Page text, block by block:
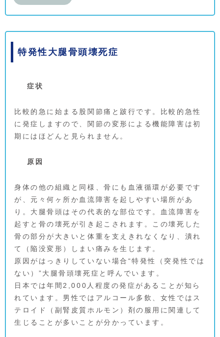
特発性大腿骨頭壊死症
症状
比較的急に始まる股関節痛と跛行です。比較的急性
に発症しますので、関節の変形による機能障害は初
期にはほどんと見られません。
原因
身体の他の組織と同様、骨にも血液循環が必要です
が、元々何ヶ所か血流障害を起しやすい場所があ
り。大腿骨頭はその代表的な部位です。血流障害を
起すと骨の壊死が引き起こされます。この壊死した
骨の部分が大きいと体重を支えきれなくなり、潰れ
て（陥没変形）しまい痛みを生じます。
原因がはっきりしていない場合“特発性（突発性では
ない）”大腿骨頭壊死症と呼んでいます。
日本では年間2,000人程度の発症があることが知ら
れています。男性ではアルコール多飲、女性ではス
テロイド（副腎皮質ホルモン）剤の服用に関連して
生じることが多いことが分かっています。